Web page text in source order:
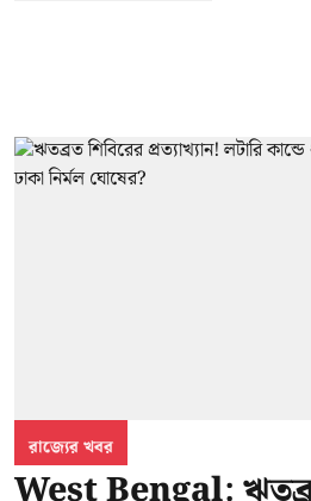
রাজ্যের খবর